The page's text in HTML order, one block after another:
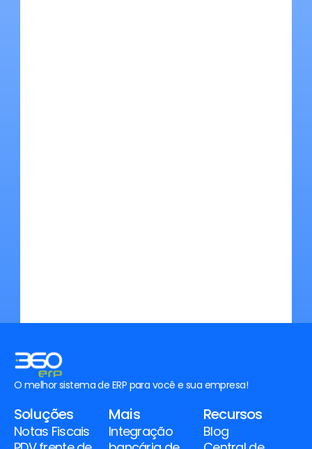
O melhor sistema de ERP para você e sua empresa!
Soluções
Notas Fiscais
Mais
Integração
Recursos
Blog